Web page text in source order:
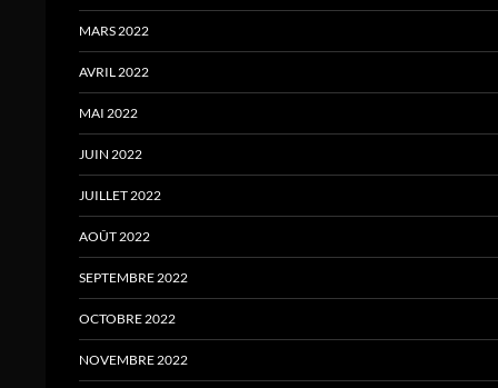
MARS 2022
AVRIL 2022
MAI 2022
JUIN 2022
JUILLET 2022
AOÛT 2022
SEPTEMBRE 2022
OCTOBRE 2022
NOVEMBRE 2022